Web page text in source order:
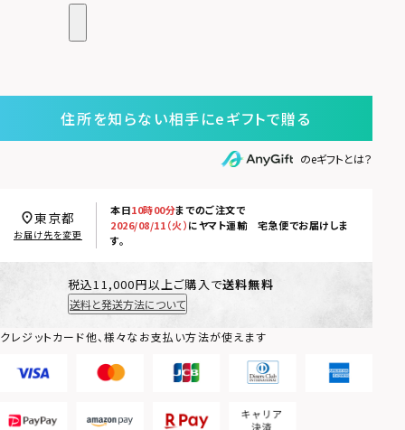
住所を知らない相手にeギフトで贈る
のeギフトとは？
本日10時00分までのご注文で
2026/08/11（火）にヤマト運輸 宅急便でお届けしま
す。
東京都
お届け先を変更
税込11,000円以上ご購入で送料無料
送料と発送方法について
クレジットカード他、様々なお支払い方法が使えます